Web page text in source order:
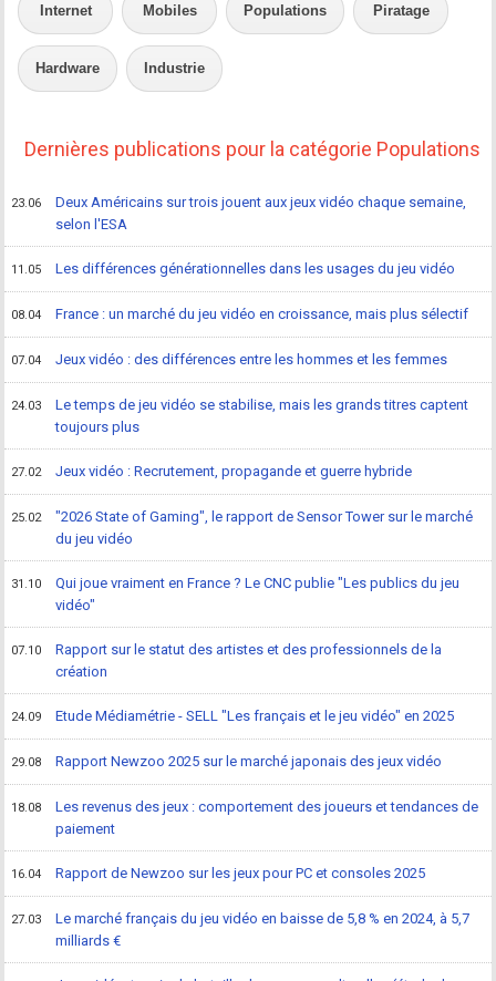
Internet Mobiles Populations Piratage
Hardware Industrie
Dernières publications pour la catégorie Populations
23.06
Deux Américains sur trois jouent aux jeux vidéo chaque semaine,
selon l'ESA
11.05 Les différences générationnelles dans les usages du jeu vidéo
08.04 France : un marché du jeu vidéo en croissance, mais plus sélectif
07.04 Jeux vidéo : des différences entre les hommes et les femmes
24.03
Le temps de jeu vidéo se stabilise, mais les grands titres captent
toujours plus
27.02 Jeux vidéo : Recrutement, propagande et guerre hybride
25.02
"2026 State of Gaming", le rapport de Sensor Tower sur le marché
du jeu vidéo
31.10
Qui joue vraiment en France ? Le CNC publie "Les publics du jeu
vidéo"
07.10
Rapport sur le statut des artistes et des professionnels de la
création
24.09 Etude Médiamétrie - SELL "Les français et le jeu vidéo" en 2025
29.08 Rapport Newzoo 2025 sur le marché japonais des jeux vidéo
18.08
Les revenus des jeux : comportement des joueurs et tendances de
paiement
16.04 Rapport de Newzoo sur les jeux pour PC et consoles 2025
27.03
Le marché français du jeu vidéo en baisse de 5,8 % en 2024, à 5,7
milliards €